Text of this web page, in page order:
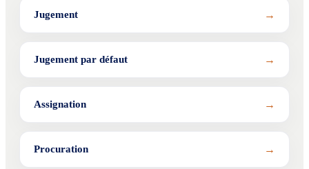
Jugement →
Jugement par défaut →
Assignation →
Procuration →